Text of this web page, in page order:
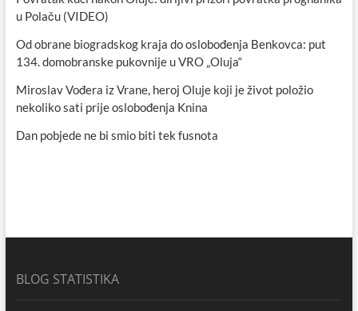
u Polaču (VIDEO)
Od obrane biogradskog kraja do oslobođenja Benkovca: put
134. domobranske pukovnije u VRO „Oluja“
Miroslav Vođera iz Vrane, heroj Oluje koji je život položio
nekoliko sati prije oslobođenja Knina
Dan pobjede ne bi smio biti tek fusnota
BLOG STATISTIKA